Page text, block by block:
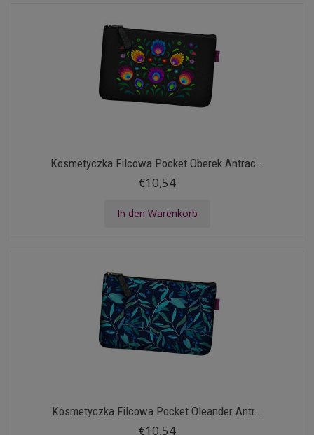
Kosmetyczka Filcowa Pocket Oberek Antrac...
€10,54
In den Warenkorb
Kosmetyczka Filcowa Pocket Oleander Antr...
€10,54